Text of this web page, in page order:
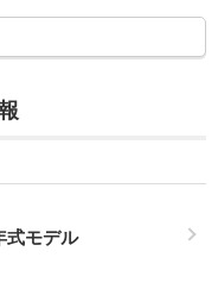
式モデル